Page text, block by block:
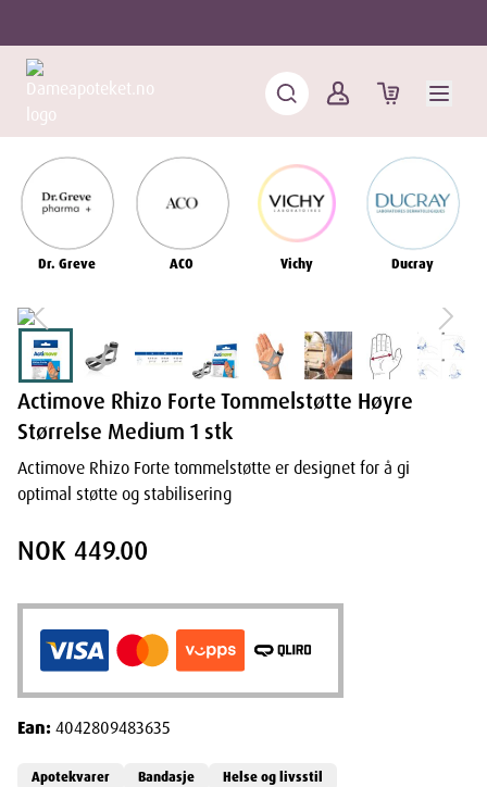
Dr. Greve ACO Vichy Ducray
Actimove Rhizo Forte Tommelstøtte Høyre
Størrelse Medium 1 stk
Actimove Rhizo Forte tommelstøtte er designet for å gi
optimal støtte og stabilisering
NOK 449.00
Ean:4042809483635
Apotekvarer Bandasje
Helse og livsstil